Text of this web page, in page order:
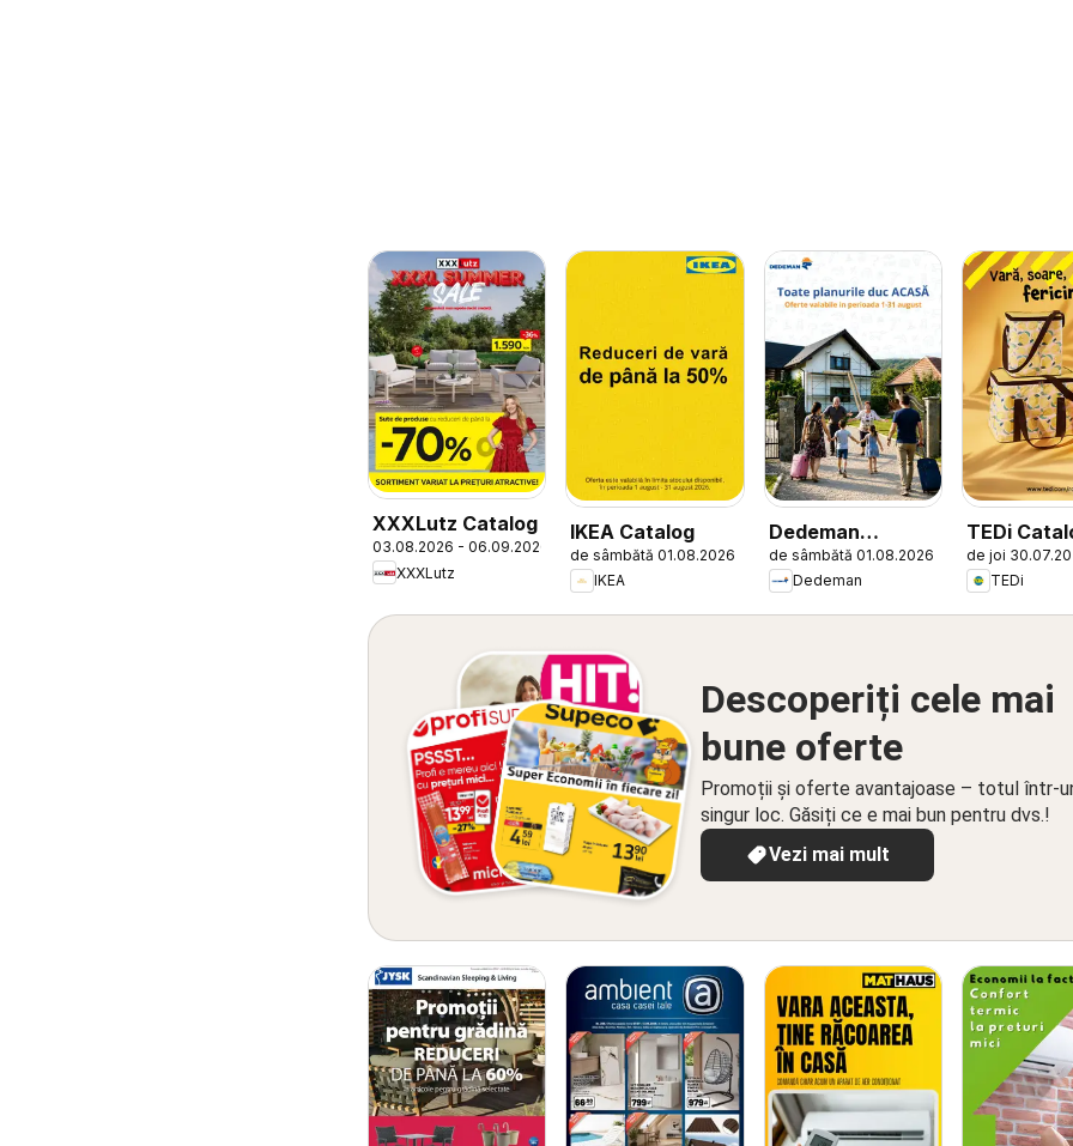
XXXLutz Catalog
03.08.2026 - 06.09.2026
XXXLutz
IKEA Catalog
de sâmbătă 01.08.2026
IKEA
Dedeman
Catalog
de sâmbătă 01.08.2026
Dedeman
TEDi
de joi
TEDi
Descoperiți cele mai
bune oferte
Promoții și oferte avantajoase – totul într-
singur loc. Găsiți ce e mai bun pentru dvs.!
Vezi mai mult